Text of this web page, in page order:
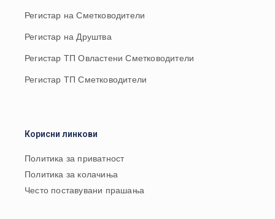
Регистар на Сметководители
Регистар на Друштва
Регистар ТП Овластени Сметководители
Регистар ТП Сметководители
Корисни линкови
Политика за приватност
Политика за колачиња
Често поставувани прашања